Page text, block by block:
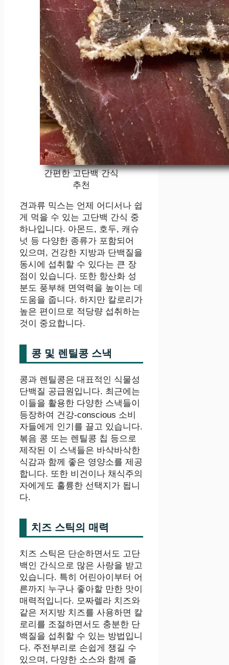
간편한 고단백 간식
추천
견과류 믹스는 언제 어디서나 쉽
게 먹을 수 있는 고단백 간식 중
하나입니다. 아몬드, 호두, 캐슈
넛 등 다양한 종류가 포함되어
있으며, 건강한 지방과 단백질을
동시에 섭취할 수 있다는 큰 장
점이 있습니다. 또한 항산화 성
분도 풍부해 면역력을 높이는 데
도움을 줍니다. 하지만 칼로리가
높은 편이므로 적당량 섭취하는
것이 중요합니다.
콩 및 렌틸콩 스낵
콩과 렌틸콩은 대표적인 식물성
단백질 공급원입니다. 최근에는
이들을 활용한 다양한 스낵들이
등장하여 건강-conscious 소비
자들에게 인기를 끌고 있습니다.
볶음 콩 또는 렌틸콩 칩 등으로
제작된 이 스낵들은 바삭바삭한
식감과 함께 좋은 영양소를 제공
합니다. 또한 비건이나 채식주의
자에게도 훌륭한 선택지가 됩니
다.
치즈 스틱의 매력
치즈 스틱은 단순하면서도 고단
백인 간식으로 많은 사랑을 받고
있습니다. 특히 어린아이부터 어
른까지 누구나 좋아할 만한 맛이
매력적입니다. 모짜렐라 치즈와
같은 저지방 치즈를 사용하면 칼
로리를 조절하면서도 충분한 단
백질을 섭취할 수 있는 방법입니
다. 주전부리로 손쉽게 챙길 수
있으며, 다양한 소스와 함께 즐